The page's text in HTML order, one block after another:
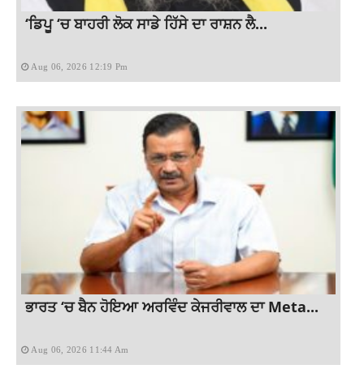
‘ਡਿਪੂ ‘ਚ ਬਾਹਰੀ ਲੋਕ ਸਾਡੇ ਹਿੱਸੇ ਦਾ ਰਾਸ਼ਨ ਲੈ...
Aug 06, 2026 12:19 Pm
ਭਾਰਤ ‘ਚ ਬੈਨ ਹੋਇਆ ਅਰਵਿੰਦ ਕੇਜਰੀਵਾਲ ਦਾ Meta...
Aug 06, 2026 11:44 Am